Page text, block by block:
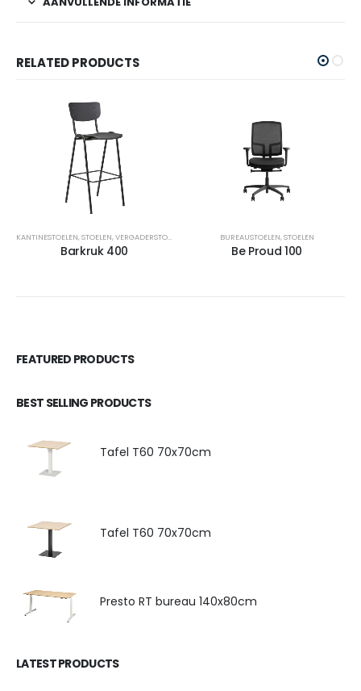
RELATED PRODUCTS
KANTINESTOELEN,STOELEN,VERGADERSTOELEN
Barkruk 400
BUREAUSTOELEN,STOELEN
Be Proud 100
FEATURED PRODUCTS
BEST SELLING PRODUCTS
Tafel T60 70x70cm
Tafel T60 70x70cm
Presto RT bureau 140x80cm
LATEST PRODUCTS